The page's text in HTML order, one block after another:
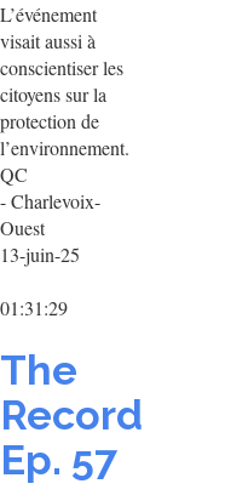
L’événement
visait aussi à
conscientiser les
citoyens sur la
protection de
l’environnement.
QC
- Charlevoix-
Ouest
13-juin-25
01:31:29
The
Record
Ep. 57